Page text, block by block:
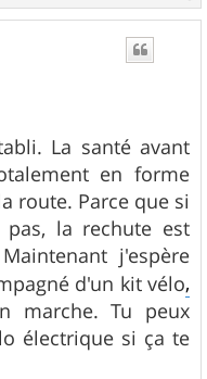
a
La santé avant
en forme
route. Parce que si
la rechute est
j'espère
d'un kit vélo,
marche. Tu peux
électrique si ça te